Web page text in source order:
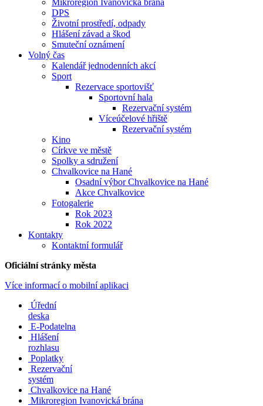
Mikroregion Ivanovická brána
DPS
Životní prostředí, odpady
Hlášení závad a škod
Smuteční oznámení
Volný čas
Kalendář jednodenních akcí
Sport
Rezervace sportovišť
Sportovní hala
Rezervační systém
Víceúčelové hřiště
Rezervační systém
Kino
Církve ve městě
Spolky a sdružení
Chvalkovice na Hané
Osadní výbor Chvalkovice na Hané
Akce Chvalkovice
Fotogalerie
Rok 2023
Rok 2022
Kontakty
Kontaktní formulář
Oficiální stránky města
Více informací o mobilní aplikaci
Úřední
deska
E-Podatelna
Hlášení
rozhlasu
Poplatky
Rezervační
systém
Chvalkovice na Hané
Mikroregion Ivanovická brána